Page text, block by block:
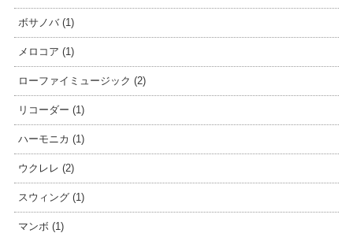
ボサノバ (1)
メロコア (1)
ローファイミュージック (2)
リコーダー (1)
ハーモニカ (1)
ウクレレ (2)
スウィング (1)
マンボ (1)